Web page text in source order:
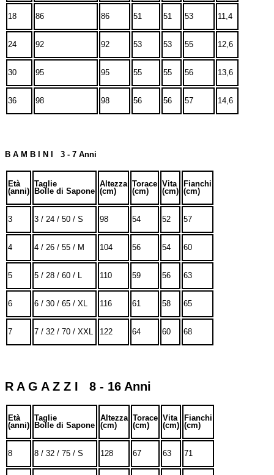
18 86 86 51 51 53 11,4
24 92 92 53 53 55 12,6
30 95 95 55 55 56 13,6
36 98 98 56 56 57 14,6
B A M B I N I 3 - 7 Anni
Età
(anni)
Taglie
Bolle di Sapone
Altezza
(cm)
Torace
(cm)
Vita
(cm)
Fianchi
(cm)
3 3 / 24 / 50 / S 98 54 52 57
4 4 / 26 / 55 / M 104 56 54 60
5 5 / 28 / 60 / L 110 59 56 63
6 6 / 30 / 65 / XL 116 61 58 65
7 7 / 32 / 70 / XXL 122 64 60 68
R A G A Z Z I 8 - 16 Anni
Età
(anni)
Taglie
Bolle di Sapone
Altezza
(cm)
Torace
(cm)
Vita
(cm)
Fianchi
(cm)
8 8 / 32 / 75 / S 128 67 63 71